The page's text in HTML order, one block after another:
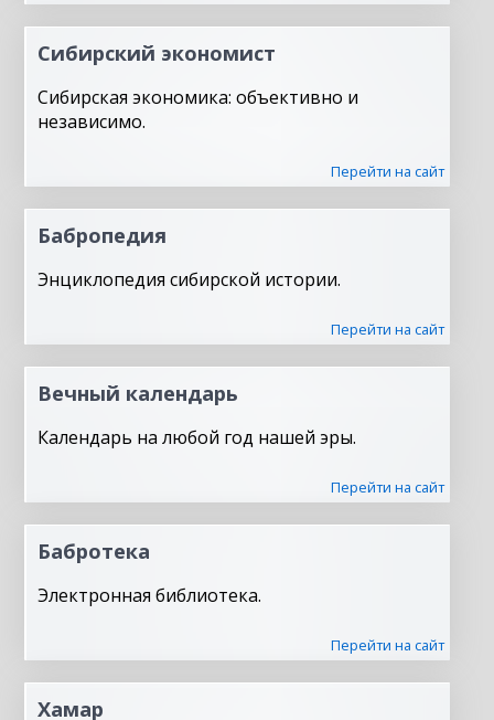
Сибирский экономист
Сибирская экономика: объективно и
независимо.
Перейти на сайт
Бабропедия
Энциклопедия сибирской истории.
Перейти на сайт
Вечный календарь
Календарь на любой год нашей эры.
Перейти на сайт
Бабротека
Электронная библиотека.
Перейти на сайт
Хамар